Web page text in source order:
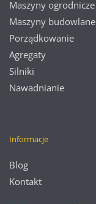
Maszyny ogrodnicze
Maszyny budowlane
Porządkowanie
Agregaty
Silniki
Nawadnianie
Informacje
Blog
Kontakt